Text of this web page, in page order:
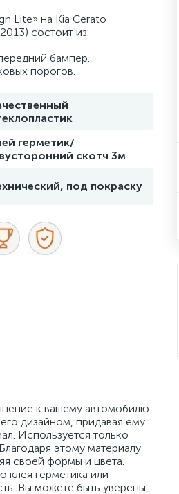
Lite» на Kia Cerato
состоит из:
бампер.
порогов.
герметик/
скотч 3м
под покраску
к вашему автомобилю.
дизайном, придавая ему
Используется только
этому материалу
своей формы и цвета.
клея герметика или
Вы можете быть уверены,